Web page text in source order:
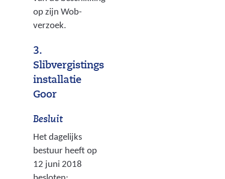
op zijn Wob-
verzoek.
3.
Slibvergistings
installatie
Goor
Besluit
Het dagelijks
bestuur heeft op
12 juni 2018